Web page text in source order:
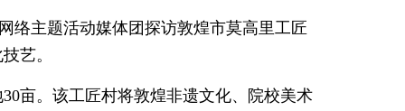
络主题活动媒体团探访敦煌市莫高里工匠
艺。
亩。该工匠村将敦煌非遗文化、院校美术